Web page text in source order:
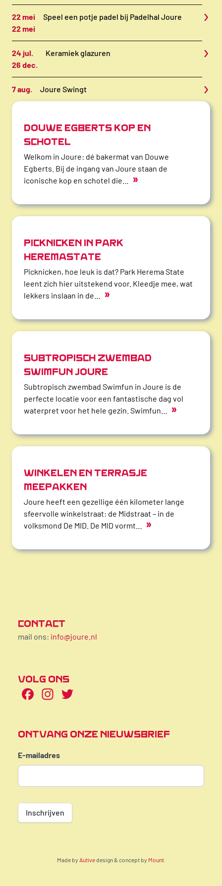
22 mei
22 mei
Speel een potje padel bij Padelhal Joure ›
24 jul.
26 dec.
Keramiek glazuren ›
7 aug. Joure Swingt ›
DOUWE EGBERTS KOP EN
SCHOTEL
Welkom in Joure: dé bakermat van Douwe
Egberts. Bij de ingang van Joure staan de
iconische kop en schotel die…
»
PICKNICKEN IN PARK
HEREMASTATE
Picknicken, hoe leuk is dat? Park Herema State
leent zich hier uitstekend voor. Kleedje mee, wat
lekkers inslaan in de…
»
SUBTROPISCH ZWEMBAD
SWIMFUN JOURE
Subtropisch zwembad Swimfun in Joure is de
perfecte locatie voor een fantastische dag vol
waterpret voor het hele gezin. Swimfun…
»
WINKELEN EN TERRASJE
MEEPAKKEN
Joure heeft een gezellige één kilometer lange
sfeervolle winkelstraat: de Midstraat – in de
volksmond De MID. De MID vormt…
»
CONTACT
mail ons: info@joure.nl
VOLG ONS
Facebook
Instagram
ONTVANG ONZE NIEUWSBRIEF
E-mailadres
Inschrijven
Made by Autivedesign & concept by Mount.